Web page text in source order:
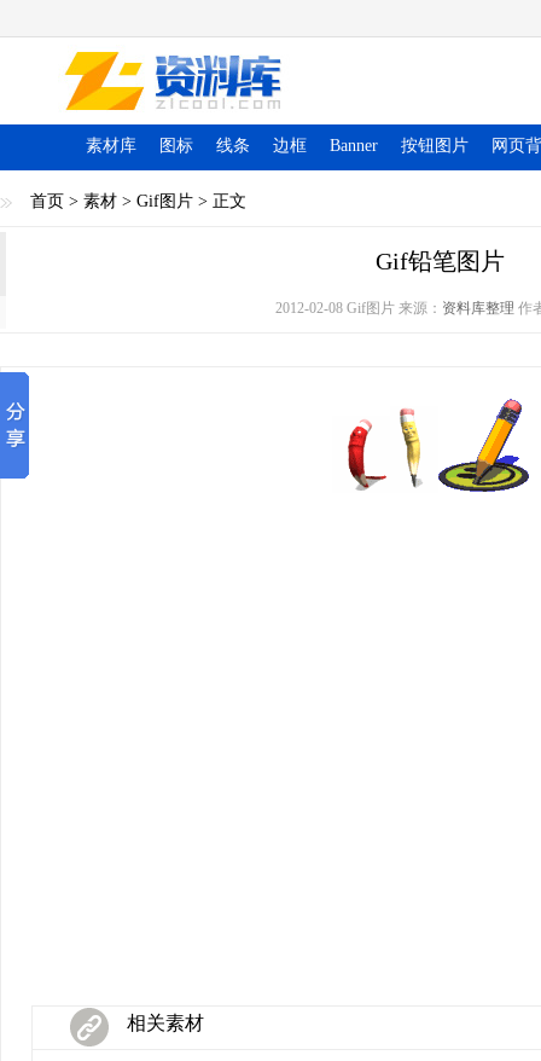
素材库 图标 线条 边框 Banner 按钮图片 网页
首页 > 素材 > Gif图片 > 正文
Gif铅笔图片
2012-02-08 Gif图片 来源： 资料库整理 作
相关素材